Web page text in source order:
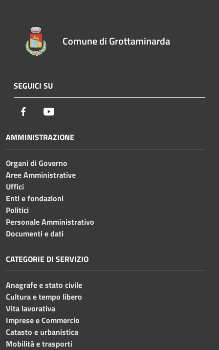
Comune di Grottaminarda
SEGUICI SU
Facebook
AMMINISTRAZIONE
Organi di Governo
Aree Amministrative
Uffici
Enti e fondazioni
Politici
Personale Amministrativo
Documenti e dati
CATEGORIE DI SERVIZIO
Anagrafe e stato civile
Cultura e tempo libero
Vita lavorativa
Imprese e Commercio
Catasto e urbanistica
Mobilità e trasporti